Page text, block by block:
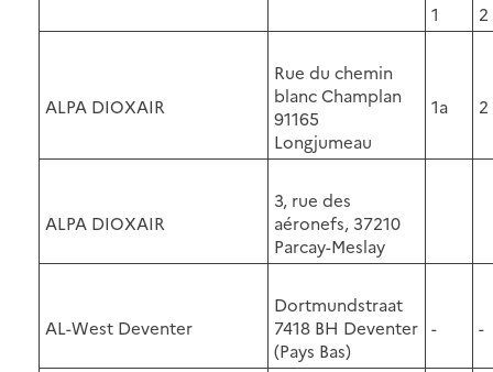
1 2
ALPA DIOXAIR
Rue du chemin
blanc Champlan
91165
Longjumeau
1a 2
ALPA DIOXAIR
3, rue des
aéronefs, 37210
Parcay-Meslay
AL-West Deventer
Dortmundstraat
7418 BH Deventer
(Pays Bas)
- -